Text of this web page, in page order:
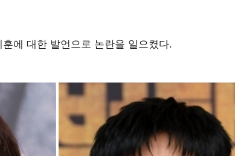
훈에 대한 발언으로 논란을 일으켰다.